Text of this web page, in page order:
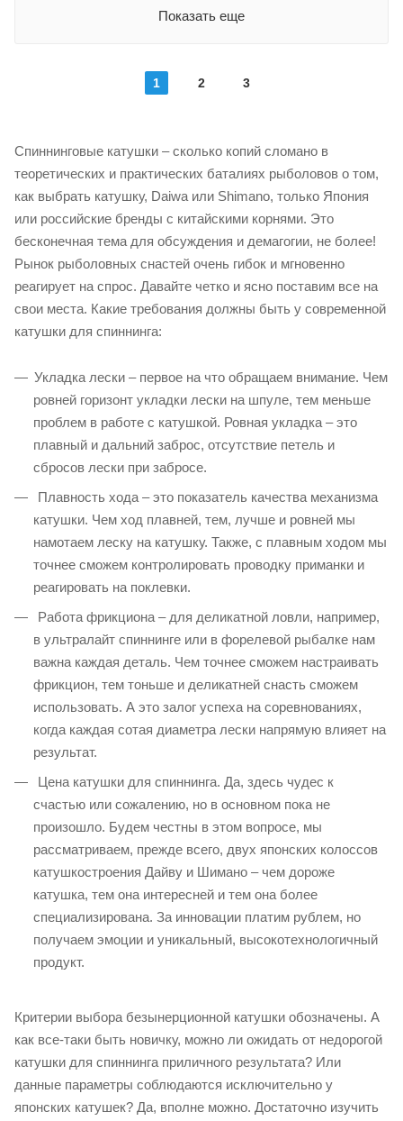
металлическая
Запасная шпуля
нет
отношение
передний
Подшипники
10+1
Основная шпуля
металлическая
Запасная шпуля
нет
Показать еще
1 2 3
Спиннинговые катушки – сколько копий сломано в
теоретических и практических баталиях рыболовов о том,
как выбрать катушку, Daiwa или Shimano, только Япония
или российские бренды с китайскими корнями. Это
бесконечная тема для обсуждения и демагогии, не более!
Рынок рыболовных снастей очень гибок и мгновенно
реагирует на спрос. Давайте четко и ясно поставим все на
свои места. Какие требования должны быть у современной
катушки для спиннинга:
Укладка лески – первое на что обращаем внимание. Чем
ровней горизонт укладки лески на шпуле, тем меньше
проблем в работе с катушкой. Ровная укладка – это
плавный и дальний заброс, отсутствие петель и
сбросов лески при забросе.
Плавность хода – это показатель качества механизма
катушки. Чем ход плавней, тем, лучше и ровней мы
намотаем леску на катушку. Также, с плавным ходом мы
точнее сможем контролировать проводку приманки и
реагировать на поклевки.
Работа фрикциона – для деликатной ловли, например,
в ультралайт спиннинге или в форелевой рыбалке нам
важна каждая деталь. Чем точнее сможем настраивать
фрикцион, тем тоньше и деликатней снасть сможем
использовать. А это залог успеха на соревнованиях,
когда каждая сотая диаметра лески напрямую влияет на
результат.
Цена катушки для спиннинга. Да, здесь чудес к
счастью или сожалению, но в основном пока не
произошло. Будем честны в этом вопросе, мы
рассматриваем, прежде всего, двух японских колоссов
катушкостроения Дайву и Шимано – чем дороже
катушка, тем она интересней и тем она более
специализирована. За инновации платим рублем, но
получаем эмоции и уникальный, высокотехнологичный
продукт.
Критерии выбора безынерционной катушки обозначены. А
как все-таки быть новичку, можно ли ожидать от недорогой
катушки для спиннинга приличного результата? Или
данные параметры соблюдаются исключительно у
японских катушек? Да, вполне можно. Достаточно изучить